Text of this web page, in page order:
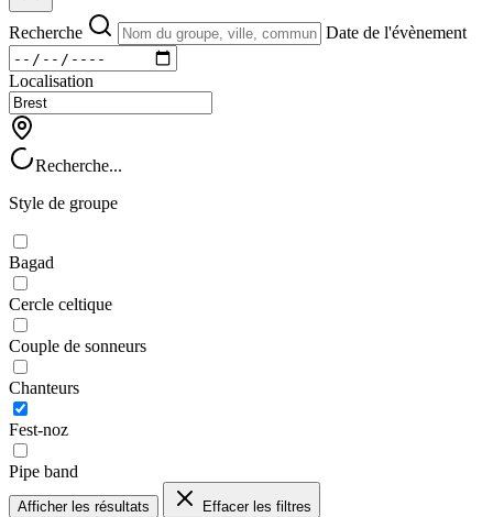
Recherche Date de l'évènement
Localisation
Recherche...
Style de groupe
Bagad
Cercle celtique
Couple de sonneurs
Chanteurs
Fest-noz
Pipe band
Afficher les résultats Effacer les filtres